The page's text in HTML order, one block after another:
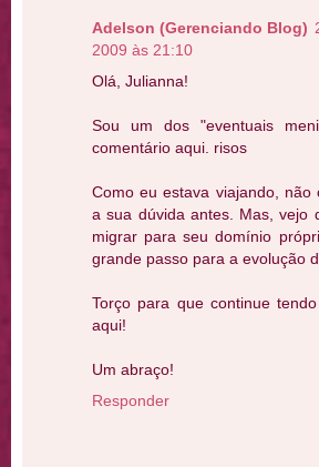
Adelson (Gerenciando Blog)
2009 às 21:10
Olá, Julianna!
Sou um dos "eventuais
comentário aqui. risos
Como eu estava viajando, não
a sua dúvida antes. Mas, vejo
migrar para seu domínio
grande passo para a evolução
Torço para que continue
aqui!
Um abraço!
Responder